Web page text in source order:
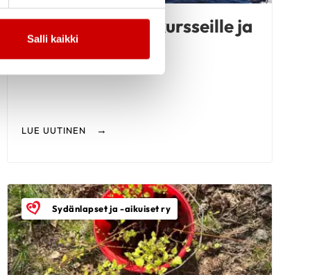
Salli kaikki
Hae kesän 2026 kursseille ja
leireille
LUE UUTINEN
Sydänlapset ja -aikuiset ry